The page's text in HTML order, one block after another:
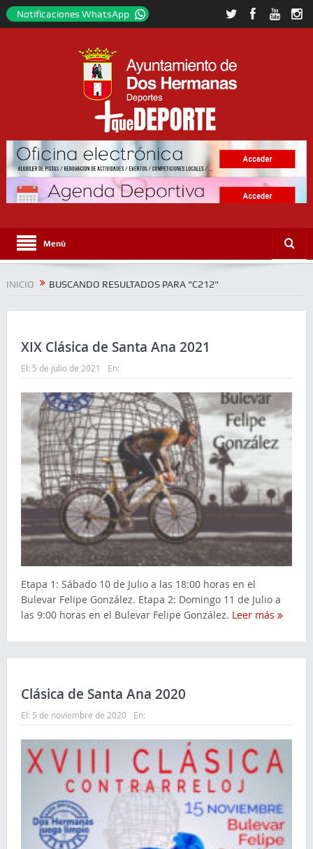
Notificaciones WhatsApp
Menú
INICIO BUSCANDO RESULTADOS PARA "C212"
XIX Clásica de Santa Ana 2021
El: 5 de julio de 2021 En:
Etapa 1: Sábado 10 de Julio a las 18:00 horas en el
Bulevar Felipe González. Etapa 2: Domingo 11 de Julio a
las 9:00 horas en el Bulevar Felipe González. Leer más
Clásica de Santa Ana 2020
El: 5 de noviembre de 2020 En: